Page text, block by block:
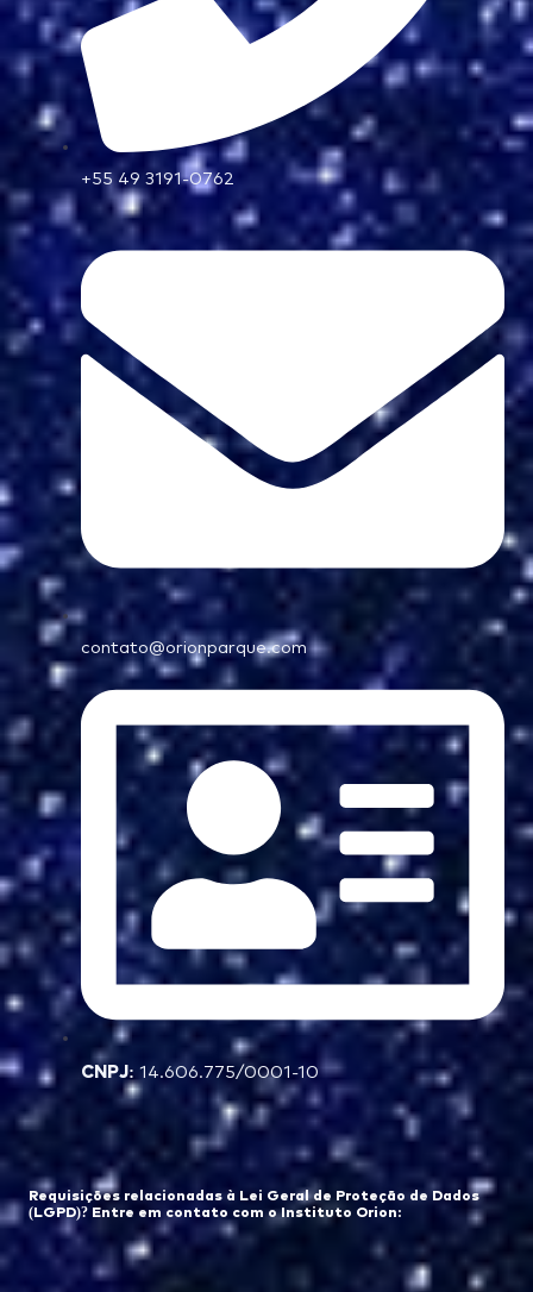
+55 49 3191-0762
contato@orionparque.com
CNPJ: 14.606.775/0001-10
Requisições relacionadas à Lei Geral de Proteção de Dados
(LGPD)? Entre em contato com o Instituto Orion: